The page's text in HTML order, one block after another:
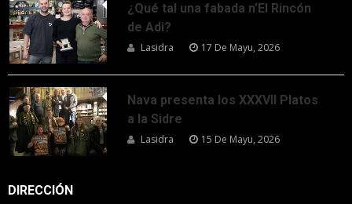
¿Qué tal una fabada n’El Rincón
de Adi?
Lasidra 17 De Mayu, 2026
Nava presenta los XXXVII Platos
a la Sidre
Lasidra 15 De Mayu, 2026
DIRECCIÓN